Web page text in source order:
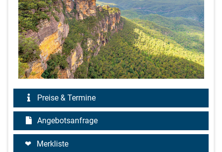
Preise & Termine
Angebotsanfrage
Merkliste